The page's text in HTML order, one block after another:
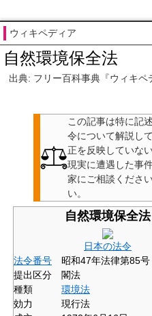
ウィキペディア
自然環境保全法
出典: フリー百科事典『ウィキ
この記事は特に記
令について解説し
正を反映していな
現実に遭遇した事
家にご相談ください
い。
自然環境保全法
日本の法令
法令番号
昭和47年法律第85号
提出区分
閣法
種類
環境法
効力
現行法